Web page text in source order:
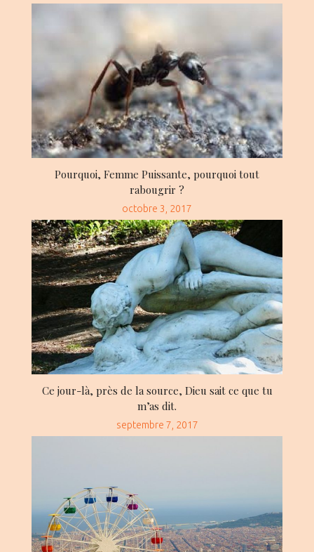
Pourquoi, Femme Puissante, pourquoi tout
rabougrir ?
Posted
on
octobre 3, 2017
Ce jour-là, près de la source, Dieu sait ce que tu
m’as dit.
Posted
septembre 7, 2017